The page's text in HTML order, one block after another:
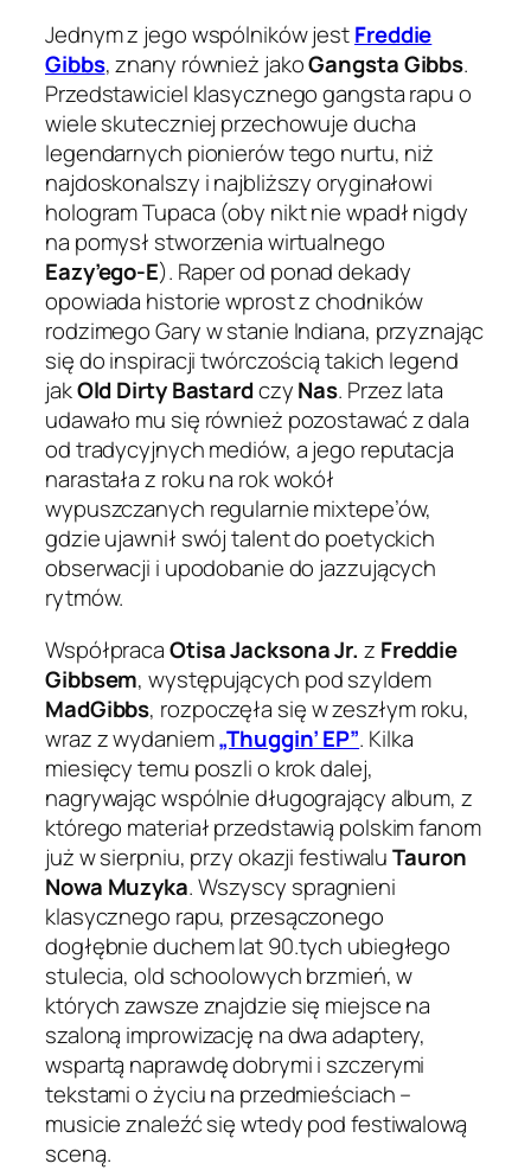
Jednym z jego wspólników jestFreddie
Gibbs, znany również jakoGangsta Gibbs.
Przedstawiciel klasycznego gangsta rapu o
wiele skuteczniej przechowuje ducha
legendarnych pionierów tego nurtu, niż
najdoskonalszy i najbliższy oryginałowi
hologram Tupaca (oby nikt nie wpadł nigdy
na pomysł stworzenia wirtualnego
Eazy’ego-E). Raper od ponad dekady
opowiada historie wprost z chodników
rodzimego Gary w stanie Indiana, przyznając
się do inspiracji twórczością takich legend
jakOld Dirty BastardczyNas. Przez lata
udawało mu się również pozostawać z dala
od tradycyjnych mediów, a jego reputacja
narastała z roku na rok wokół
wypuszczanych regularnie mixtepe’ów,
gdzie ujawnił swój talent do poetyckich
obserwacji i upodobanie do jazzujących
rytmów.
WspółpracaOtisa Jacksona Jr. z Freddie
Gibbsem, występujących pod szyldem
MadGibbs, rozpoczęła się w zeszłym roku,
wraz z wydaniem„Thuggin’ EP”. Kilka
miesięcy temu poszli o krok dalej,
nagrywając wspólnie długogrający album, z
którego materiał przedstawią polskim fanom
już w sierpniu, przy okazji festiwaluTauron
Nowa Muzyka. Wszyscy spragnieni
klasycznego rapu, przesączonego
dogłębnie duchem lat 90.tych ubiegłego
stulecia, old schoolowych brzmień, w
których zawsze znajdzie się miejsce na
szaloną improwizację na dwa adaptery,
wspartą naprawdę dobrymi i szczerymi
tekstami o życiu na przedmieściach –
musicie znaleźć się wtedy pod festiwalową
sceną.